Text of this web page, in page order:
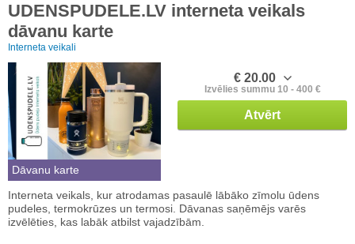
UDENSPUDELE.LV interneta veikals
dāvanu karte
Interneta veikali
Dāvanu karte
€ 20.00
Izvēlies summu 10 - 400 €
Atvērt
Interneta veikals, kur atrodamas pasaulē lābāko zīmolu ūdens
pudeles, termokrūzes un termosi. Dāvanas saņēmējs varēs
izvēlēties, kas labāk atbilst vajadzībām.